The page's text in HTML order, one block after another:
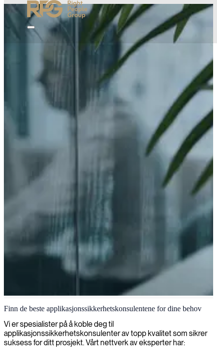
Applikasjonssikkerhet
Vi hjelper deg med å identifisere og fikse sårbarheter før angripere
utnytter dem, sikrer applikasjonene dine og beskytter dataene dine
gjennom omfattende sikkerhetsvurderinger og
Finn de beste applikasjonssikkerhetskonsulentene for dine behov
Vi er spesialister på å koble deg til
applikasjonssikkerhetskonsulenter av topp kvalitet som sikrer
suksess for ditt prosjekt. Vårt nettverk av eksperter har: